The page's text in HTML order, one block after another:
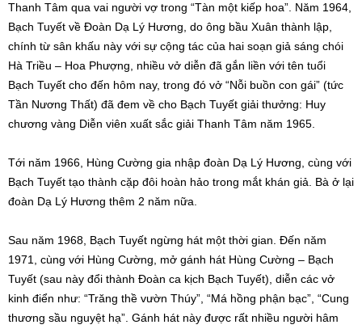
Thanh Tâm qua vai người vợ trong “Tàn một kiếp hoa”. Năm 1964,
Bạch Tuyết về Đoàn Dạ Lý Hương, do ông bầu Xuân thành lập,
chính từ sân khấu này với sự cộng tác của hai soạn giả sáng chói
Hà Triều – Hoa Phượng, nhiều vở diễn đã gắn liền với tên tuổi
Bạch Tuyết cho đến hôm nay, trong đó vở “Nỗi buồn con gái” (tức
Tần Nương Thất) đã đem về cho Bạch Tuyết giải thưởng: Huy
chương vàng Diễn viên xuất sắc giải Thanh Tâm năm 1965.
Tới năm 1966, Hùng Cường gia nhập đoàn Dạ Lý Hương, cùng với
Bạch Tuyết tạo thành cặp đôi hoàn hảo trong mắt khán giả. Bà ở lại
đoàn Dạ Lý Hương thêm 2 năm nữa.
Sau năm 1968, Bạch Tuyết ngừng hát một thời gian. Đến năm
1971, cùng với Hùng Cường, mở gánh hát Hùng Cường – Bạch
Tuyết (sau này đổi thành Đoàn ca kịch Bạch Tuyết), diễn các vở
kinh điển như: “Trăng thề vườn Thúy”, “Má hồng phận bạc”, “Cung
thương sầu nguyệt hạ”. Gánh hát này được rất nhiều người hâm